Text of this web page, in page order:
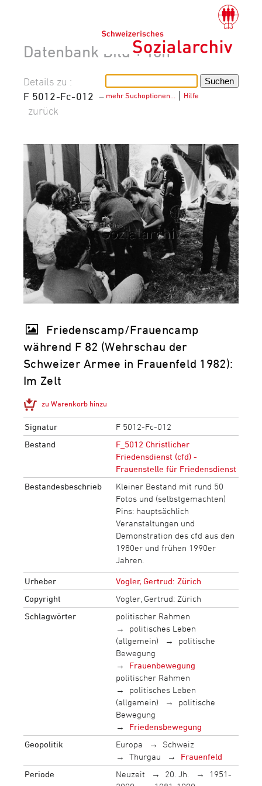
Datenbank Bild + Ton
mehr Suchoptionen… Hilfe
Details zu :
F 5012-Fc-012 –
zurück
Friedenscamp/Frauencamp
während F 82 (Wehrschau der
Schweizer Armee in Frauenfeld 1982):
Im Zelt
zu Warenkorb hinzu
Signatur
F 5012-Fc-012
Bestand
F_5012 Christlicher
Friedensdienst (cfd) -
Frauenstelle für Friedensdienst
Bestandesbeschrieb
Kleiner Bestand mit rund 50
Fotos und (selbstgemachten)
Pins: hauptsächlich
Veranstaltungen und
Demonstration des cfd aus den
1980er und frühen 1990er
Jahren.
Urheber
Vogler, Gertrud: Zürich
Copyright
Vogler, Gertrud: Zürich
Schlagwörter
politischer Rahmen
politisches Leben
(allgemein)
politische
Bewegung
Frauenbewegung
politischer Rahmen
politisches Leben
(allgemein)
politische
Bewegung
Friedensbewegung
Geopolitik
Europa
Schweiz
Thurgau
Frauenfeld
Periode
Neuzeit 20. Jh.
1951-